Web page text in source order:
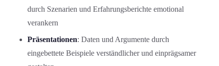
durch Szenarien und Erfahrungsberichte emotional
verankern
Präsentationen: Daten und Argumente durch
eingebettete Beispiele verständlicher und einprägsamer